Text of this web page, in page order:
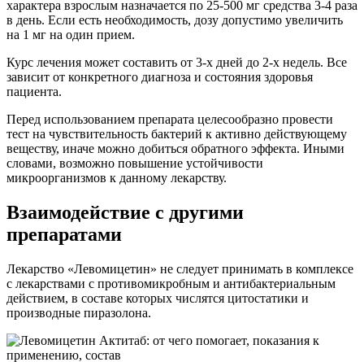
характера взрослым назначается по 25-500 мг средства 3-4 раза
в день. Если есть необходимость, дозу допустимо увеличить
на 1 мг на один прием.
Курс лечения может составить от 3-х дней до 2-х недель. Все
зависит от конкретного диагноза и состояния здоровья
пациента.
Перед использованием препарата целесообразно провести
тест на чувствительность бактерий к активно действующему
веществу, иначе можно добиться обратного эффекта. Иными
словами, возможно повышение устойчивости
микроорганизмов к данному лекарству.
Взаимодействие с другими
препаратами
Лекарство «Левомицетин» не следует принимать в комплексе
с лекарствами с противомикробным и антибактериальным
действием, в составе которых числятся цитостатики и
производные пиразолона.